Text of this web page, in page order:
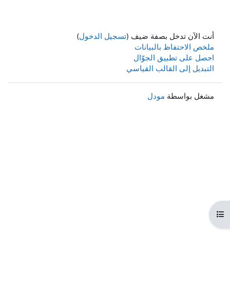
المقرر
أنت الآن تدخل بصفة ضيف (تسجيل الدخول)
ملخص الاحتفاظ بالبيانات
احصل على تطبيق الجوّال
التبديل إلى القالب القياسي
مشغل بواسطة مودل